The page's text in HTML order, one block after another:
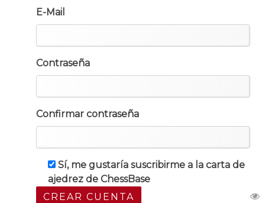
E-Mail
Contraseña
Confirmar contraseña
Sí, me gustaría suscribirme a la carta de
ajedrez de ChessBase
CREAR CUENTA